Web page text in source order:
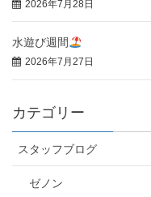
2026年7月28日
水遊び週間
2026年7月27日
カテゴリー
スタッフブログ
ゼノン